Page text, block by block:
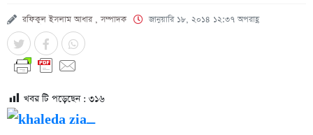
রফিকুল ইসলাম আধার , সম্পাদক জানুয়ারি ১৮, ২০১৪ ১২:৩৭ অপরাহ্ণ
খবর টি পড়েছেন : ৩১৬